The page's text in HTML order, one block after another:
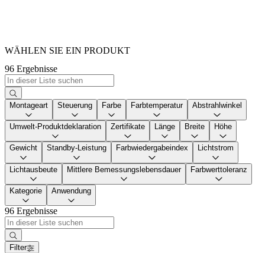
WÄHLEN SIE EIN PRODUKT
96 Ergebnisse
Montageart Steuerung Farbe Farbtemperatur Abstrahlwinkel
Umwelt-Produktdeklaration Zertifikate Länge Breite Höhe
Gewicht Standby-Leistung Farbwiedergabeindex Lichtstrom
Lichtausbeute Mittlere Bemessungslebensdauer Farbwerttoleranz
Kategorie Anwendung
96 Ergebnisse
Filter